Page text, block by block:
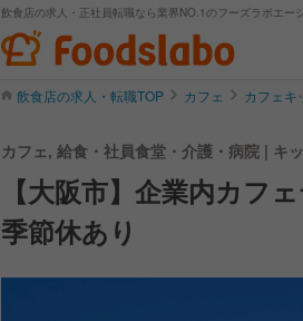
飲食店の求人・正社員転職なら業界NO.1のフーズラボエー
飲食店の求人・転職TOP カフェ カフェキ
カフェ, 給食・社員食堂・介護・病院 | キ
【大阪市】企業内カフ
季節休あり